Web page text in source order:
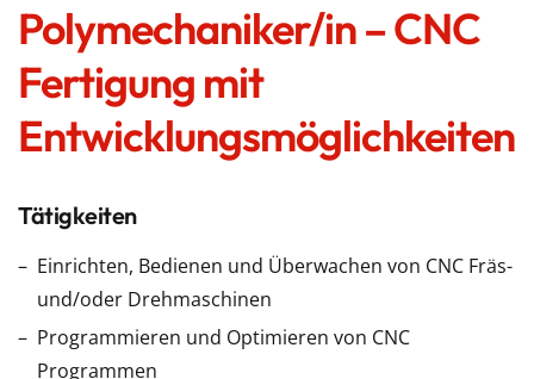
Polymechaniker/in – CNC
Fertigung mit
Entwicklungsmöglichkeiten
Tätigkeiten
Einrichten, Bedienen und Überwachen von CNC Fräs-
und/oder Drehmaschinen
Programmieren und Optimieren von CNC
Programmen